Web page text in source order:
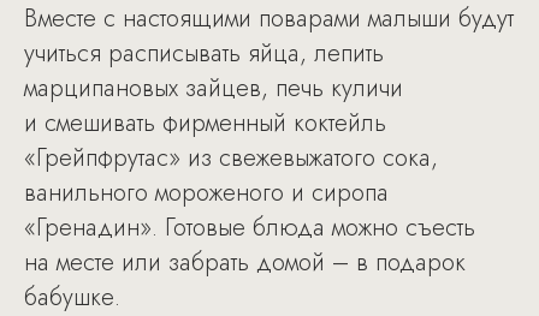
Вместе с настоящими поварами малыши будут
учиться расписывать яйца, лепить
марципановых зайцев, печь куличи
и смешивать фирменный коктейль
«Грейпфрутас» из свежевыжатого сока,
ванильного мороженого и сиропа
«Гренадин». Готовые блюда можно съесть
на месте или забрать домой – в подарок
бабушке.